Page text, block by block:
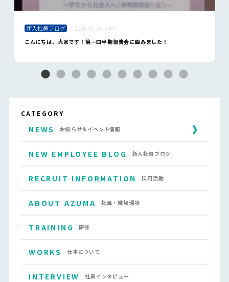
CATEGORY
NEWS お知らせ＆イベント情報
NEW EMPLOYEE BLOG 新入社員ブログ
RECRUIT INFORMATION 採用活動
ABOUT AZUMA 社風・職場環境
TRAINING 研修
WORKS 仕事について
INTERVIEW 社員インタビュー
新入社員ブログ
2026.07.24（金）
こんにちは、大家です！第一四半期報告会に臨みました！